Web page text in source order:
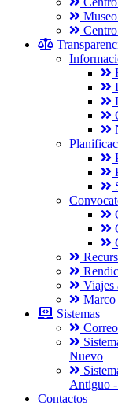
Viajes
Sistemas
Nuevo
Antiguo
Contactos